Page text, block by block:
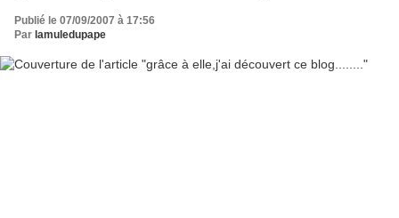
Publié le 07/09/2007 à 17:56
Par lamuledupape